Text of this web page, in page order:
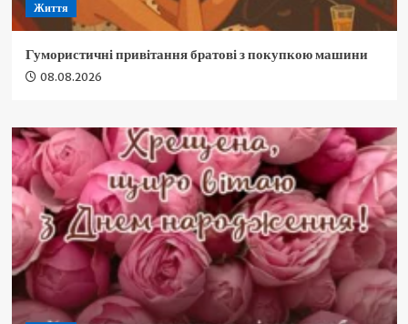
Життя
Гумористичні привітання братові з покупкою машини
08.08.2026